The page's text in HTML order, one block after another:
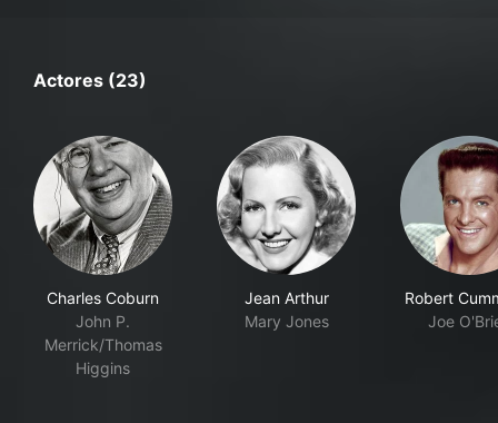
Actores (23)
Charles Coburn
John P.
Merrick/Thomas
Higgins
Jean Arthur
Mary Jones
Robert
Joe